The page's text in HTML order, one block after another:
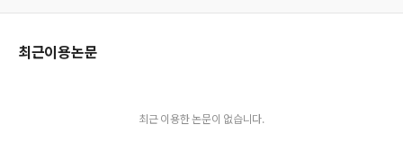
최근이용논문
최근 이용한 논문이 없습니다.